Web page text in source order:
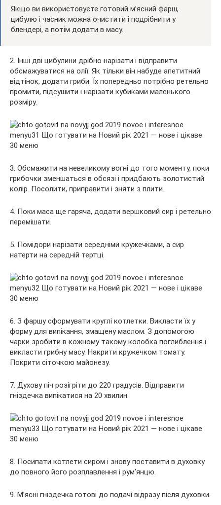
Якщо ви використовуєте готовий м’ясний фарш,
цибулю і часник можна очистити і подрібнити у
блендері, а потім додати в масу.
2. Інші дві цибулини дрібно нарізати і відправити
обсмажуватися на олії. Як тільки він набуде апетитний
відтінок, додати гриби. Їх попередньо потрібно ретельно
промити, підсушити і нарізати кубиками маленького
розміру.
3. Обсмажити на невеликому вогні до того моменту, поки
грибочки зменшаться в обсязі і придбають золотистий
колір. Посолити, приправити і зняти з плити.
4. Поки маса ще гаряча, додати вершковий сир і ретельно
перемішати.
5. Помідори нарізати середніми кружечками, а сир
натерти на середній тертці.
6. З фаршу сформувати круглі котлетки. Викласти їх у
форму для випікання, змащену маслом. З допомогою
чарки зробити в кожному такому колобка поглиблення і
викласти грибну масу. Накрити кружечком томату.
Покрити сіточкою майонезу.
7. Духову піч розігріти до 220 градусів. Відправити
гніздечка випікатися на 20 хвилин.
8. Посипати котлети сиром і знову поставити в духовку
до повного його розплавлення і рум’янцю.
9. М’ясні гніздечка готові до подачі відразу після духовки.